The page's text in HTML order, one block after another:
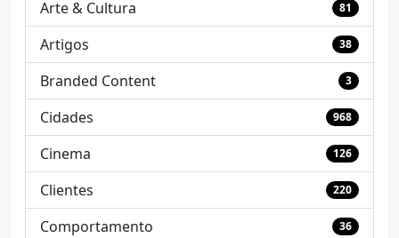
Arte & Cultura 81
Artigos 38
Branded Content 3
Cidades 968
Cinema 126
Clientes 220
Comportamento 36